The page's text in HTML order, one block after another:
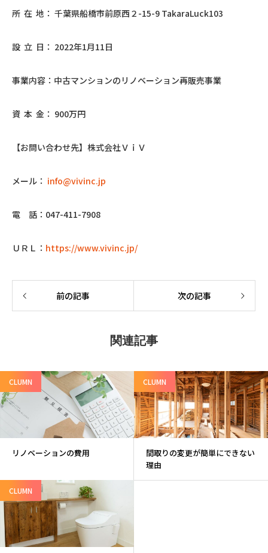
所 在 地： 千葉県船橋市前原西２-15-9 TakaraLuck103
設 立 日： 2022年1月11日
事業内容：中古マンションのリノベーション再販売事業
資 本 金： 900万円
【お問い合わせ先】株式会社ＶｉＶ
メール： info@vivinc.jp
電 話：047-411-7908
ＵＲＬ： https://www.vivinc.jp/
前の記事 次の記事
関連記事
CLUMN
リノベーションの費用
CLUMN
間取りの変更が簡単にできない
理由
CLUMN